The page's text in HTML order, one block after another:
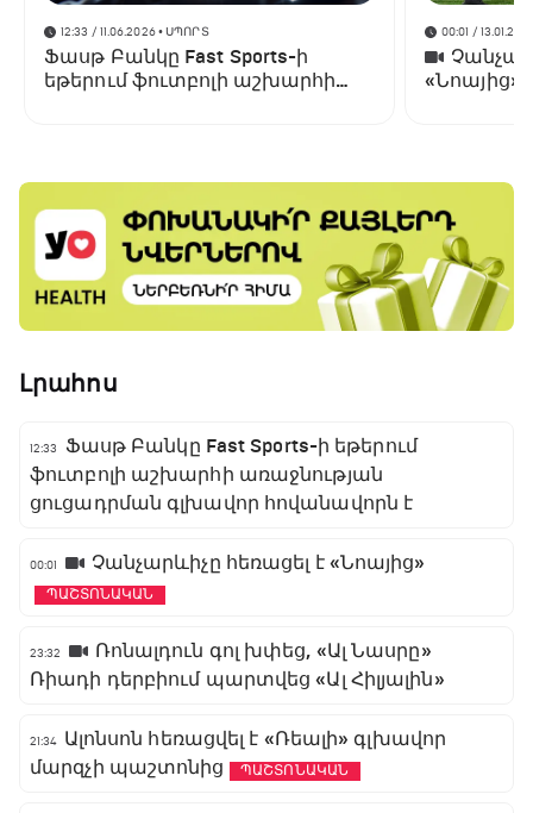
12:33 / 11.06.2026• ՍՊՈՐՏ
Ֆասթ Բանկը Fast Sports-ի
եթերում ֆուտբոլի աշխարհի
00:01 /
«Նոայից»
Լրահոս
12:33
Ֆասթ Բանկը Fast Sports-ի եթերում
ֆուտբոլի աշխարհի առաջնության
ցուցադրման գլխավոր հովանավորն է
00:01 Չանչարևիչը հեռացել է «Նոայից»
ՊԱՇՏՈՆԱԿԱՆ
23:32
Ռոնալդուն գոլ խփեց, «Ալ Նասրը»
Ռիադի դերբիում պարտվեց «Ալ Հիլյալին»
21:34 Ալոնսոն հեռացվել է «Ռեալի» գլխավոր
մարզչի պաշտոնից
ՊԱՇՏՈՆԱԿԱՆ